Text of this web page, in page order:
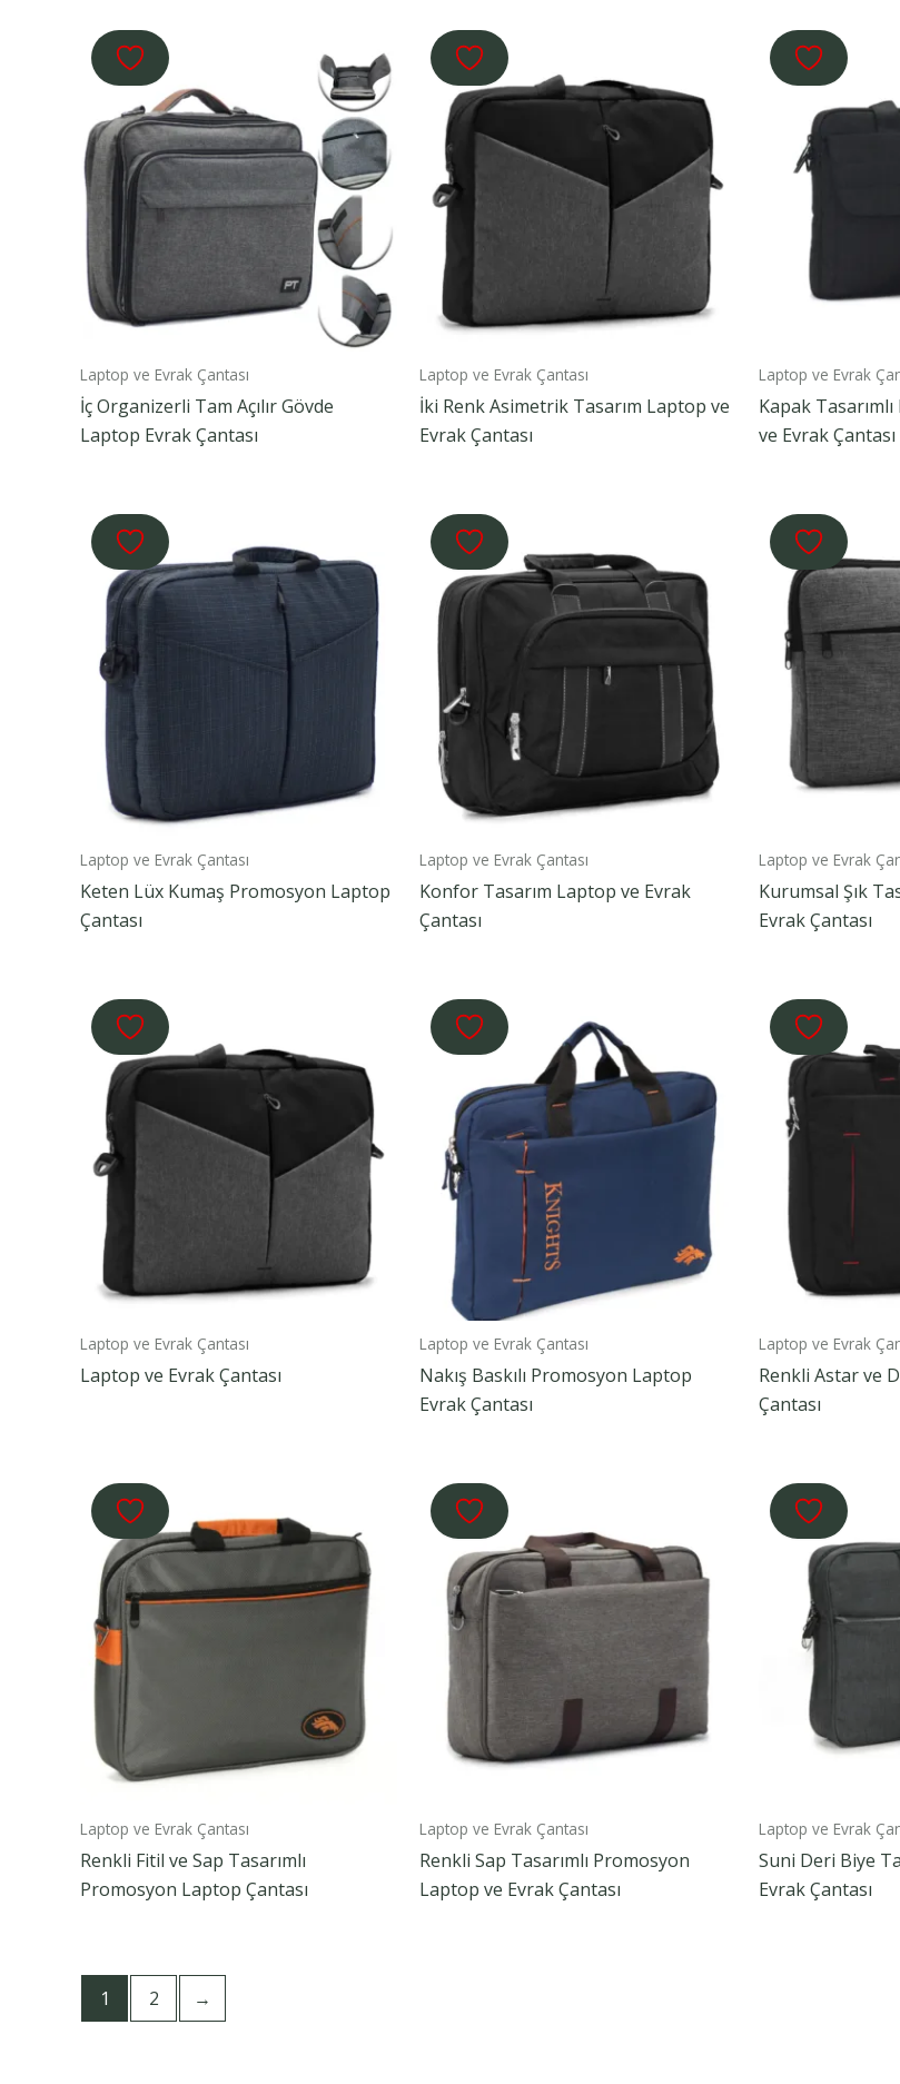
Laptop ve Evrak Çantası
İç Organizerli Tam Açılır Gövde
Laptop Evrak Çantası
Laptop ve Evrak Çantası
İki Renk Asimetrik Tasarım Laptop ve
Evrak Çantası
Laptop ve Evrak
Kapak
ve Evrak Çantası
Laptop ve Evrak Çantası
Keten Lüx Kumaş Promosyon Laptop
Çantası
Laptop ve Evrak Çantası
Konfor Tasarım Laptop ve Evrak
Çantası
Laptop ve Evrak
Kurumsal Şık
Evrak Çantası
Laptop ve Evrak Çantası
Laptop ve Evrak Çantası
Laptop ve Evrak Çantası
Nakış Baskılı Promosyon Laptop
Evrak Çantası
Laptop ve Evrak
Renkli Astar ve
Çantası
Laptop ve Evrak Çantası
Renkli Fitil ve Sap Tasarımlı
Promosyon Laptop Çantası
Laptop ve Evrak Çantası
Renkli Sap Tasarımlı Promosyon
Laptop ve Evrak Çantası
Laptop ve Evrak
Suni Deri Biye
Evrak Çantası
1 2 →